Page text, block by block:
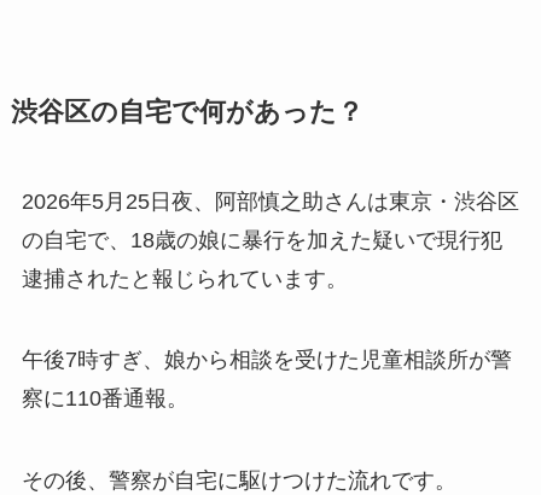
渋谷区の自宅で何があった？
2026年5月25日夜、阿部慎之助さんは東京・渋谷区
の自宅で、18歳の娘に暴行を加えた疑いで現行犯
逮捕されたと報じられています。
午後7時すぎ、娘から相談を受けた児童相談所が警
察に110番通報。
その後、警察が自宅に駆けつけた流れです。